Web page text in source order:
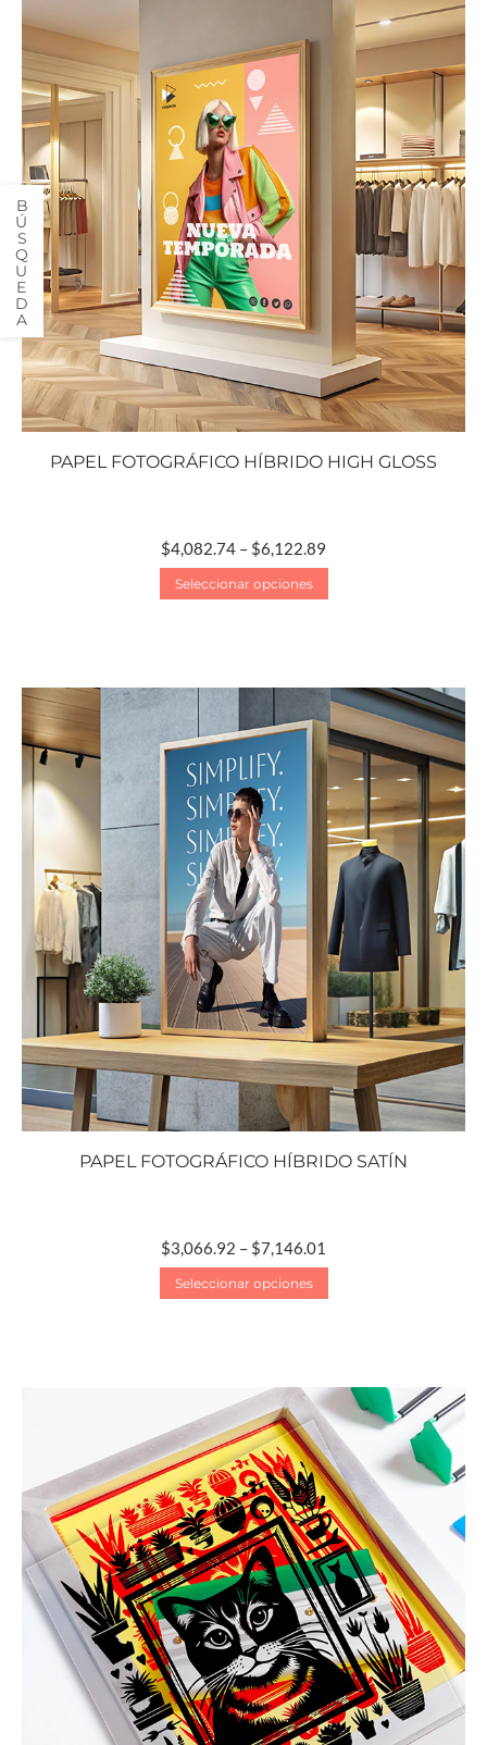
PAPEL FOTOGRÁFICO HÍBRIDO HIGH GLOSS
$4,082.74 – $6,122.89
Seleccionar opciones
PAPEL FOTOGRÁFICO HÍBRIDO SATÍN
$3,066.92 – $7,146.01
Seleccionar opciones